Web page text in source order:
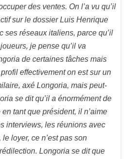
des ventes. On l’a vu qu’il
sur le dossier Luis Henrique
ses réseaux italiens, parce qu’il
je pense qu’il va
de certaines tâches mais
effectivement on est sur un
axé Longoria, mais peut-
se dit qu’il a énormément de
tant que président, il n’aime
interviews, les réunions avec
loyer, ce n’est pas son
Longoria se dit que